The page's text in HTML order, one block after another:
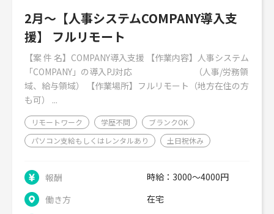
2月～【人事システムCOMPANY導入支
援】 フルリモート
【案 件 名】COMPANY導入支援 【作業内容】人事システム
「COMPANY」の導入PJ対応 （人事/労務領
域、給与領域） 【作業場所】フルリモート（地方在住の方
も可） ...
リモートワーク 学歴不問
ブランクOK
パソコン支給もしくはレンタルあり
土日祝休み
報酬
時給：3000～4000円
働き方
在宅